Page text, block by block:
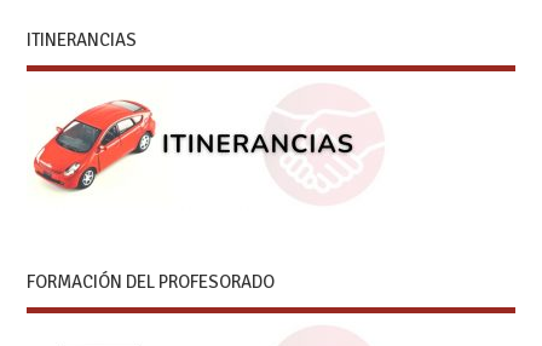
ITINERANCIAS
FORMACIÓN DEL PROFESORADO